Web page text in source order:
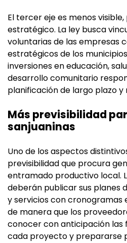
El tercer eje es menos
estratégico. La ley busca
voluntarias de las empresas
estratégicos de los
inversiones en educación,
desarrollo comunitario
planificación de largo plazo y
Más previsibilidad
sanjuaninas
Uno de los aspectos
previsibilidad que procura
entramado productivo local.
deberán publicar sus planes
y servicios con cronogramas
de manera que los
conocer con anticipación las
cada proyecto y prepararse